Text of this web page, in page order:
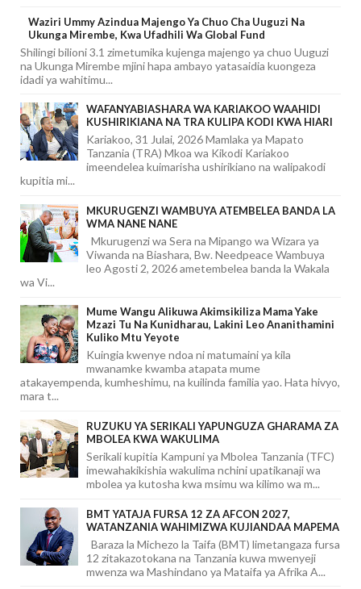
Waziri Ummy Azindua Majengo Ya Chuo Cha Uuguzi Na
Ukunga Mirembe, Kwa Ufadhili Wa Global Fund
Shilingi bilioni 3.1 zimetumika kujenga majengo ya chuo Uuguzi
na Ukunga Mirembe mjini hapa ambayo yatasaidia kuongeza
idadi ya wahitimu...
WAFANYABIASHARA WA KARIAKOO WAAHIDI
KUSHIRIKIANA NA TRA KULIPA KODI KWA HIARI
Kariakoo, 31 Julai, 2026 Mamlaka ya Mapato
Tanzania (TRA) Mkoa wa Kikodi Kariakoo
imeendelea kuimarisha ushirikiano na walipakodi
kupitia mi...
MKURUGENZI WAMBUYA ATEMBELEA BANDA LA
WMA NANE NANE
Mkurugenzi wa Sera na Mipango wa Wizara ya
Viwanda na Biashara, Bw. Needpeace Wambuya
leo Agosti 2, 2026 ametembelea banda la Wakala
wa Vi...
Mume Wangu Alikuwa Akimsikiliza Mama Yake
Mzazi Tu Na Kunidharau, Lakini Leo Ananithamini
Kuliko Mtu Yeyote
Kuingia kwenye ndoa ni matumaini ya kila
mwanamke kwamba atapata mume
atakayempenda, kumheshimu, na kuilinda familia yao. Hata hivyo,
mara t...
RUZUKU YA SERIKALI YAPUNGUZA GHARAMA ZA
MBOLEA KWA WAKULIMA
Serikali kupitia Kampuni ya Mbolea Tanzania (TFC)
imewahakikishia wakulima nchini upatikanaji wa
mbolea ya kutosha kwa msimu wa kilimo wa m...
BMT YATAJA FURSA 12 ZA AFCON 2027,
WATANZANIA WAHIMIZWA KUJIANDAA MAPEMA
Baraza la Michezo la Taifa (BMT) limetangaza fursa
12 zitakazotokana na Tanzania kuwa mwenyeji
mwenza wa Mashindano ya Mataifa ya Afrika A...